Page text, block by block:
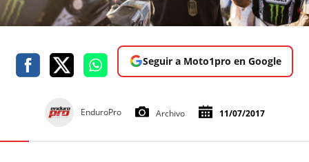
Seguir a Moto1pro en Google
EnduroPro Archivo 11/07/2017